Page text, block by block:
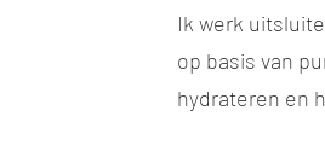
Ik werk
op basis van
hydrateren en